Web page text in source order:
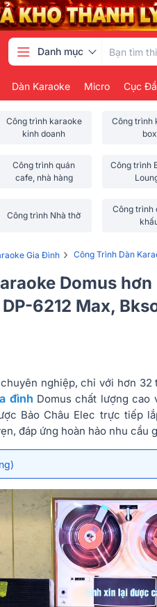
Danh mục
Dàn Karaoke Micro Cục
Công trình karaoke
kinh doanh
Công trình
box
Công trình quán
cafe, nhà hàng
Công trình
Công trình Nhà thờ
Công trình
Gia Đình › Công Trình Dàn
Domus
6212 Max,
nghiệp, chỉ với hơn
đình Domus chất lượng cao
Bảo Châu Elec trực tiếp
đáp ứng hoàn hảo nhu cầu